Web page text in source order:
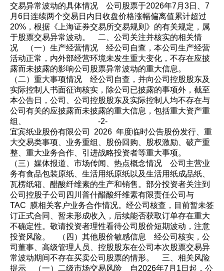
交易异常波动的具体情况 公司股票于2026年7月3日、7
月6日连续两个交易日内日收盘价格涨幅偏离值累计超过
20%，根据《上海证券交易所交易规则》的有关规定，属
于股票交易异常波动。 二、公司关注并核实的相关情
况 （一）生产经营情况 经公司自查，本公司生产经营
活动正常，内外部经营环境未发生重大变化，不存在应披
露而未披露的影响公司股票异常波动的重大信息。
（二）重大事项情况 经公司自查，并向公司控股股东及
实际控制人书面征询核实，除公司已披露的事项外，截至
本公告日，公司、公司控股股东及实际控制人均不存在与
公司有关的应披露而未披露的重大信息，包括重大资产重
组、 -2-
宜宾纸业股份有限公司 2026 年度临时公告股份发行、重
大交易类事项、业务重组、股份回购、股权激励、破产重
整、重大业务合作、引进战略投资者等重大事项。
（三）媒体报道、市场传闻、热点概念情况 公司主营业
务有食品包装原纸、生活用纸原纸以及生活用纸成品纸、
瓦楞纸箱、醋酸纤维素的生产和销售。部分投资者关注到
公司控股子公司四川普什醋酸纤维素有限责任公司与
TAC 膜相关客户业务合作情况。经公司核查，目前暂未签
订正式合同、暂未形成收入，后续能否获取订单存在重大
不确定性。敬请投资者理性看待公司股价短期波动，注意
投资风险。 （四）其他股价敏感信息 经公司核实，公
司董事、高级管理人员、控股股东在公司本次股票交易异
常波动期间不存在买卖公司股票的情形。 三、相关风险
提示 （一）二级市场交易风险 自2026年7月1日起，公